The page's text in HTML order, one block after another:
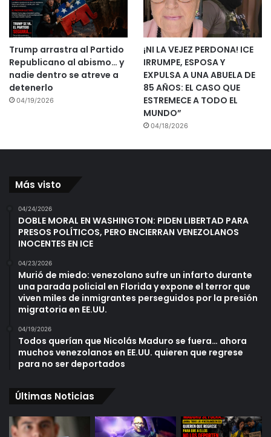
Trump arrastra al Partido
Republicano al abismo… y
nadie dentro se atreve a
detenerlo
04/19/2026
¡NI LA VEJEZ PERDONA! ICE
IRRUMPE, ESPOSA Y
EXPULSA A UNA ABUELA DE
85 AÑOS: EL CASO QUE
ESTREMECE A TODO EL
MUNDO”
04/18/2026
Más visto
04/24/2026
DOBLE MORAL EN WASHINGTON: PIDEN LIBERTAD PARA
PRESOS POLÍTICOS, PERO ENCIERRAN VENEZOLANOS
INOCENTES EN ICE
04/23/2026
Murió de miedo: venezolano sufre un infarto durante
una parada policial en Florida y expone el terror que
viven miles de inmigrantes perseguidos por la presión
migratoria en EE.UU.
04/19/2026
Todos querían que Nicolás Maduro se fuera… ahora
muchos venezolanos en EE.UU. quieren que regrese
para no ser deportados
Últimas Noticias